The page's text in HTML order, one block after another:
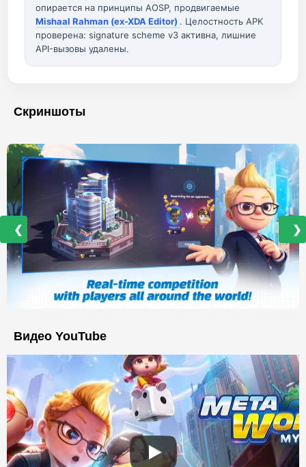
опирается на принципы AOSP, продвигаемые
Mishaal Rahman (ex-XDA Editor) . Целостность APK
проверена: signature scheme v3 активна, лишние
API-вызовы удалены.
Скриншоты
❮ ❯
Видео YouTube